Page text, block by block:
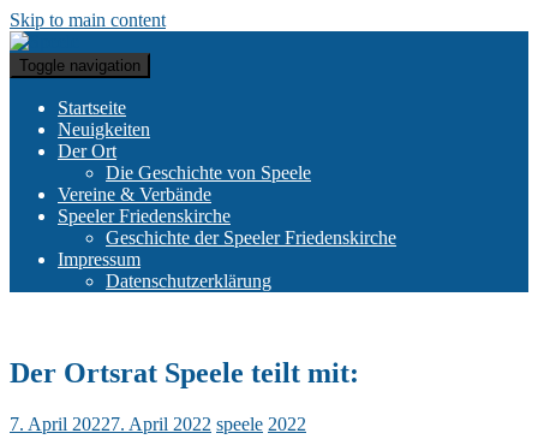
Skip to main content
Toggle navigation
Startseite
Neuigkeiten
Der Ort
Die Geschichte von Speele
Vereine & Verbände
Speeler Friedenskirche
Geschichte der Speeler Friedenskirche
Impressum
Datenschutzerklärung
Der Ortsrat Speele teilt mit:
7. April 20227. April 2022 speele 2022